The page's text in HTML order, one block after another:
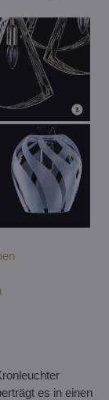
es in einen